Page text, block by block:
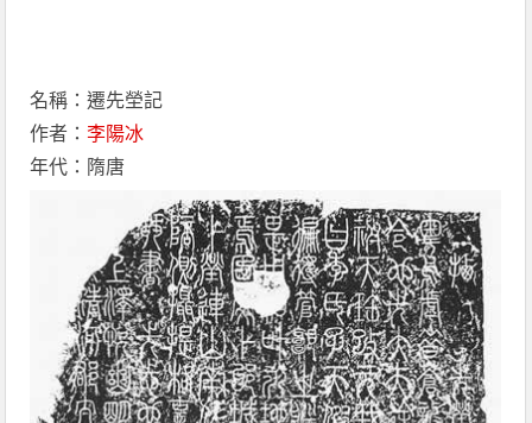
名稱：遷先塋記
作者：李陽冰
年代：隋唐